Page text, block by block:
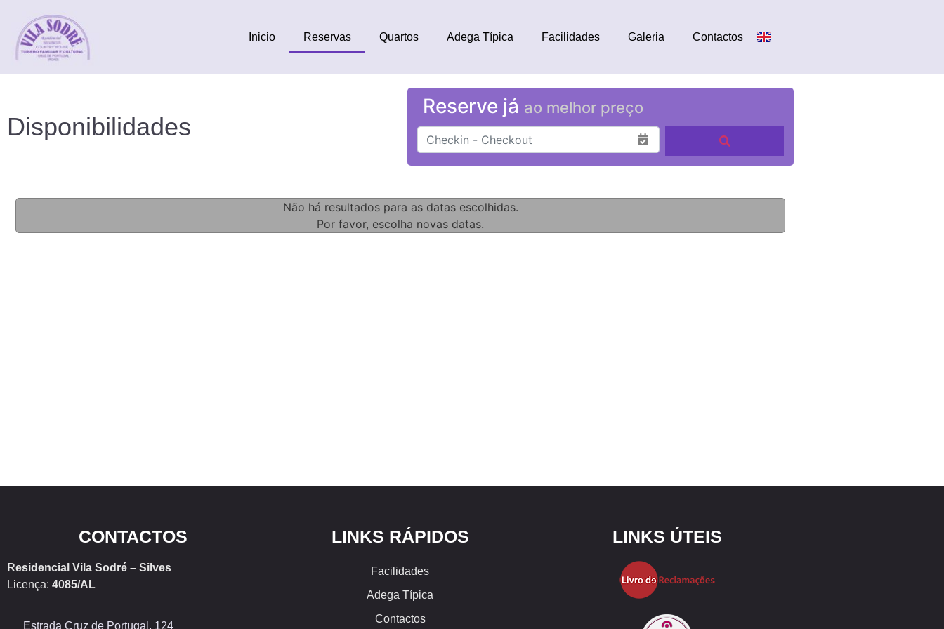
Inicio Reservas Quartos Adega Típica Facilidades Galeria Contactos
Disponibilidades
Reserve já ao melhor preço
Não há resultados para as datas escolhidas.
Por favor, escolha novas datas.
CONTACTOS
Residencial Vila Sodré – Silves
Licença: 4085/AL
Estrada Cruz de Portugal, 124
LINKS RÁPIDOS
Facilidades
Adega Típica
Contactos
LINKS ÚTEIS